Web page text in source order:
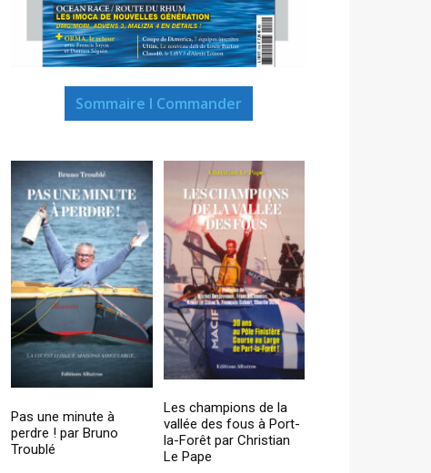
Sommaire I Commander
Pas une minute à
perdre ! par Bruno
Troublé
Les champions de la
vallée des fous à Port-
la-Forêt par Christian
Le Pape